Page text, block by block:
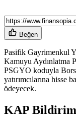
Beğen
Pasifik Gayrimenkul
Kamuyu Aydınlatma
PSGYO koduyla
yatırımcılarına hisse
ödeyecek.
KAP Bildirimi